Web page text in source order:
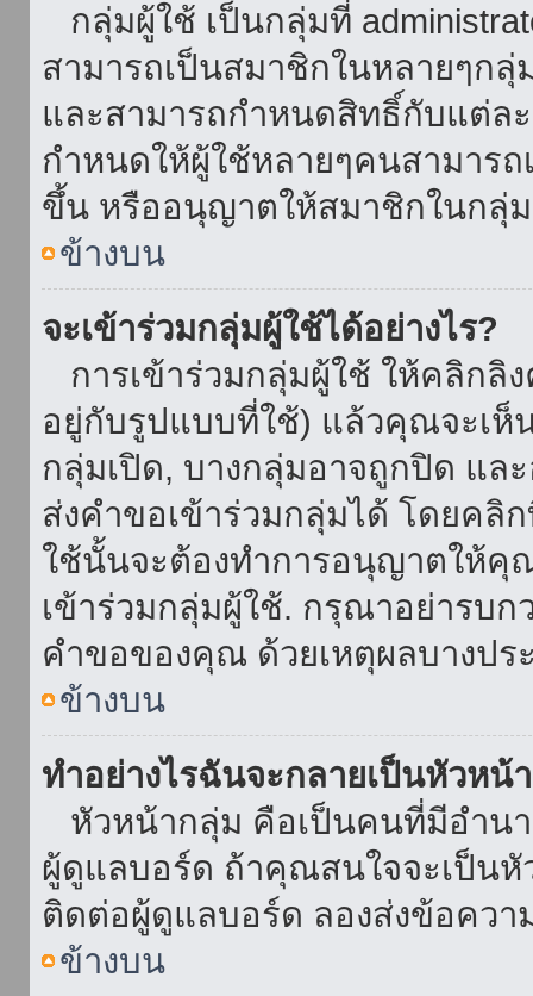
กลุ่มผู้ใช้ เป็นกลุ่มที่
สามารถเป็นสมาชิกในหลายๆก
และสามารถกำหนดสิทธิ์กับแต่ล
กำหนดให้ผู้ใช้หลายๆคนสามารถ
ขึ้น หรืออนุญาตให้สมาชิกในกลุ่ม
ข้างบน
จะเข้าร่วมกลุ่มผู้ใช้ได้อย่างไร?
การเข้าร่วมกลุ่มผู้ใช้ ให้คลิก
อยู่กับรูปแบบที่ใช้) แล้วคุณจะเห็
กลุ่มเปิด, บางกลุ่มอาจถูกปิด แ
ส่งคำขอเข้าร่วมกลุ่มได้ โดยคลิ
ใช้นั้นจะต้องทำการอนุญาตให้คุ
เข้าร่วมกลุ่มผู้ใช้. กรุณาอย่ารบก
คำขอของคุณ ด้วยเหตุผลบางปร
ข้างบน
ทำอย่างไรฉันจะกลายเป็นหัวหน้
หัวหน้ากลุ่ม คือเป็นคนที่มีอำนา
ผู้ดูแลบอร์ด ถ้าคุณสนใจจะเป็น
ติดต่อผู้ดูแลบอร์ด ลองส่งข้อคว
ข้างบน